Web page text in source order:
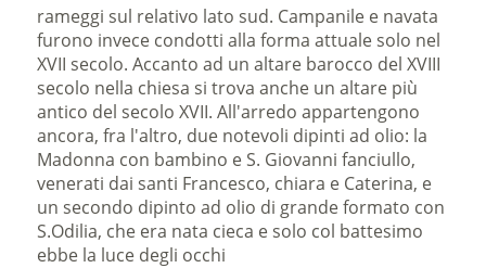
rameggi sul relativo lato sud. Campanile e navata
furono invece condotti alla forma attuale solo nel
XVII secolo. Accanto ad un altare barocco del XVIII
secolo nella chiesa si trova anche un altare più
antico del secolo XVII. All'arredo appartengono
ancora, fra l'altro, due notevoli dipinti ad olio: la
Madonna con bambino e S. Giovanni fanciullo,
venerati dai santi Francesco, chiara e Caterina, e
un secondo dipinto ad olio di grande formato con
S.Odilia, che era nata cieca e solo col battesimo
ebbe la luce degli occhi